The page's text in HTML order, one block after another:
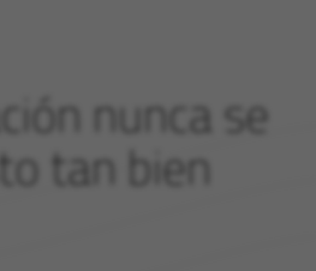
nunca se
tan bien